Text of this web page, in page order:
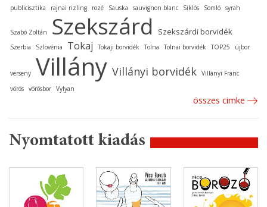
publicisztika
rajnai rizling rozé Sauska sauvignon blanc Siklós Somló syrah
Szabó Zoltán Szekszárd Szekszárdi borvidék
Szerbia Szlovénia Tokaj Tokaji borvidék Tolna Tolnai borvidék TOP25 újbor
verseny Villány Villányi borvidék Villányi Franc
vörös vörösbor Vylyan
összes cimke
Nyomtatott kiadás